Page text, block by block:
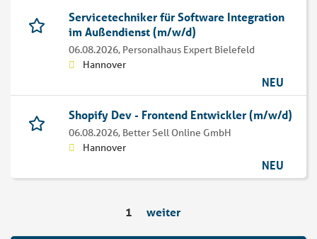
Servicetechniker für Software Integration
im Außendienst (m/w/d)
06.08.2026, Personalhaus Expert Bielefeld
Hannover
NEU
Shopify Dev - Frontend Entwickler (m/w/d)
06.08.2026, Better Sell Online GmbH
Hannover
NEU
1 weiter